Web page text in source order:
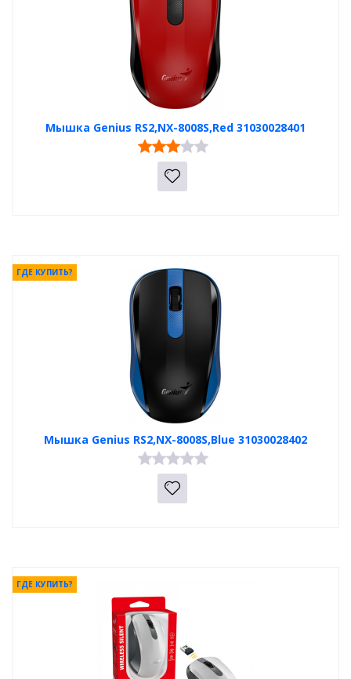
Мышка Genius RS2,NX-8008S,Red 31030028401
Мышка Genius RS2,NX-8008S,Blue 31030028402
ГДЕ КУПИТЬ?
ГДЕ КУПИТЬ?